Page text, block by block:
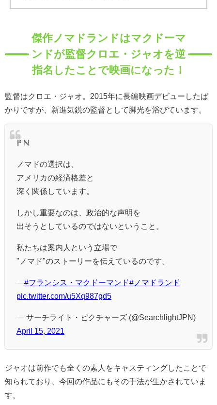
傑作ノマドランドはマクドーマ
ンドが監督クロエ・ジャオを逆
指名したことで映画になった！
監督はクロエ・ジャオ。2015年に長編映画デビューしたば
かりですが、新進気鋭の監督として脚光を浴びています。
ℙ ℕ
ノマドの選択は、
アメリカの経済格差と
深く関係しています。
しかし重要なのは、政治的な声明を
出そうとしているのではないということ。
私たちは案内人という立場で
"ノマド"のストーリーを伝えているのです。
―#フランシス・マクドーマンド#ノマドランド
pic.twitter.com/u5Xq987gd5
— サーチライト・ピクチャーズ (@SearchlightJPN)
April 15, 2021
ジャオは前作でも全くの素人をキャスティングしたことで
知られており、今回の作品にもその手法が生かされていま
す。